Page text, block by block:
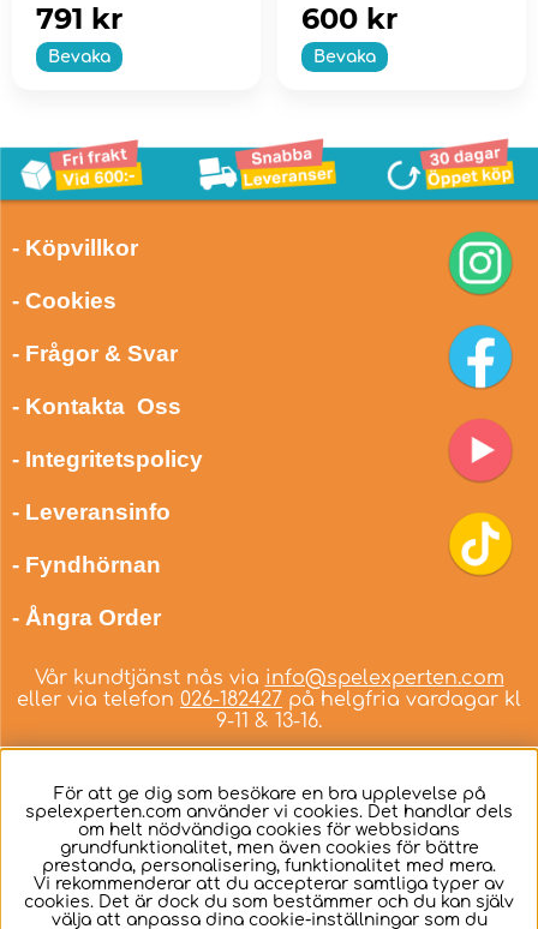
Bevaka
791 kr
Bevaka
600 kr
- Köpvillkor
- Cookies
- Frågor & Svar
- Kontakta Oss
- Integritetspolicy
- Leveransinfo
- Fyndhörnan
- Ångra Order
Vår kundtjänst nås via info@spelexperten.com
eller via telefon 026-182427 på helgfria vardagar kl
9-11 & 13-16.
Svenska
För att ge dig som besökare en bra upplevelse på
spelexperten.com använder vi cookies. Det handlar dels
om helt nödvändiga cookies för webbsidans
grundfunktionalitet, men även cookies för bättre
prestanda, personalisering, funktionalitet med mera.
Vi rekommenderar att du accepterar samtliga typer av
cookies. Det är dock du som bestämmer och du kan själv
välja att anpassa dina cookie-inställningar som du